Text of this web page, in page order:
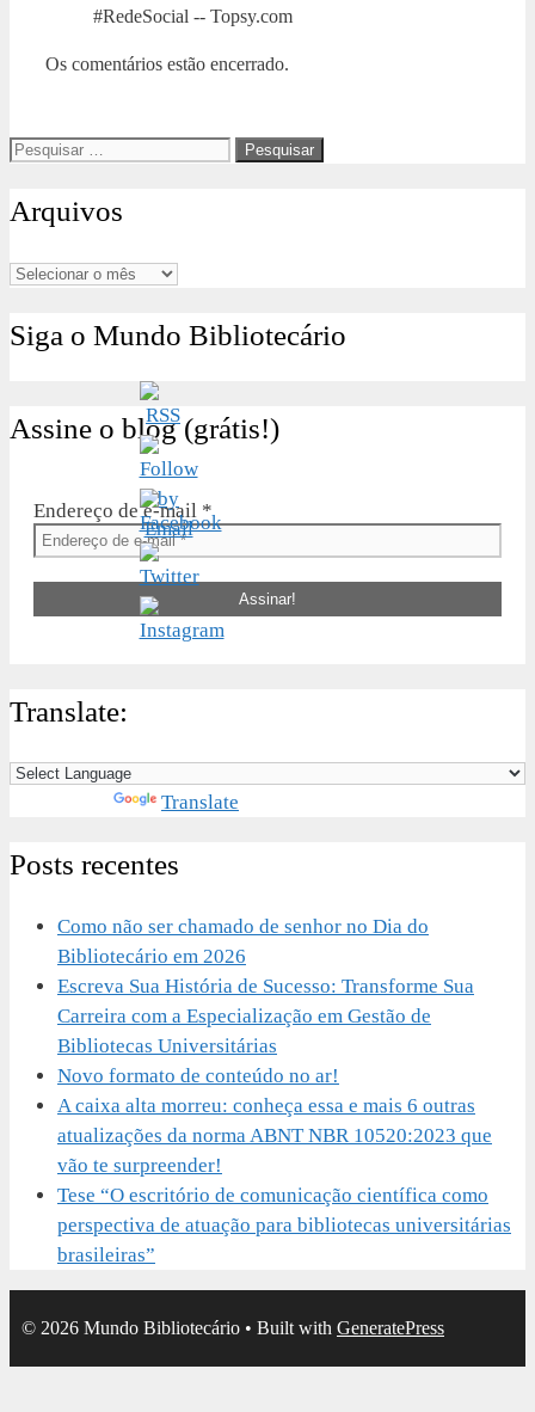
#RedeSocial -- Topsy.com
Os comentários estão encerrado.
Pesquisar
Arquivos
Arquivos
Siga o Mundo Bibliotecário
Assine o blog (grátis!)
Endereço de e-mail *
Translate:
Translate
Posts recentes
Como não ser chamado de senhor no Dia do
Bibliotecário em 2026
Escreva Sua História de Sucesso: Transforme Sua
Carreira com a Especialização em Gestão de
Bibliotecas Universitárias
Novo formato de conteúdo no ar!
A caixa alta morreu: conheça essa e mais 6 outras
atualizações da norma ABNT NBR 10520:2023 que
vão te surpreender!
Tese “O escritório de comunicação científica como
perspectiva de atuação para bibliotecas universitárias
brasileiras”
© 2026 Mundo Bibliotecário • Built with GeneratePress